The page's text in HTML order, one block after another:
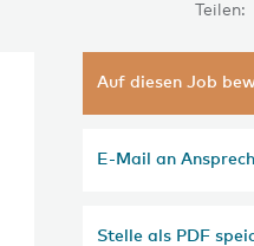
Teilen:
Auf diesen Job
E-Mail an
Stelle als PDF